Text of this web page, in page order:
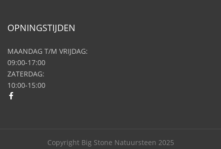
OPNINGSTIJDEN
MAANDAG T/M VRIJDAG:
09:00-17:00
ZATERDAG:
10:00-15:00
Copyright Big Stone Natuursteen 2025